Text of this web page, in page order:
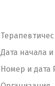
Дата начала
Номер и дата